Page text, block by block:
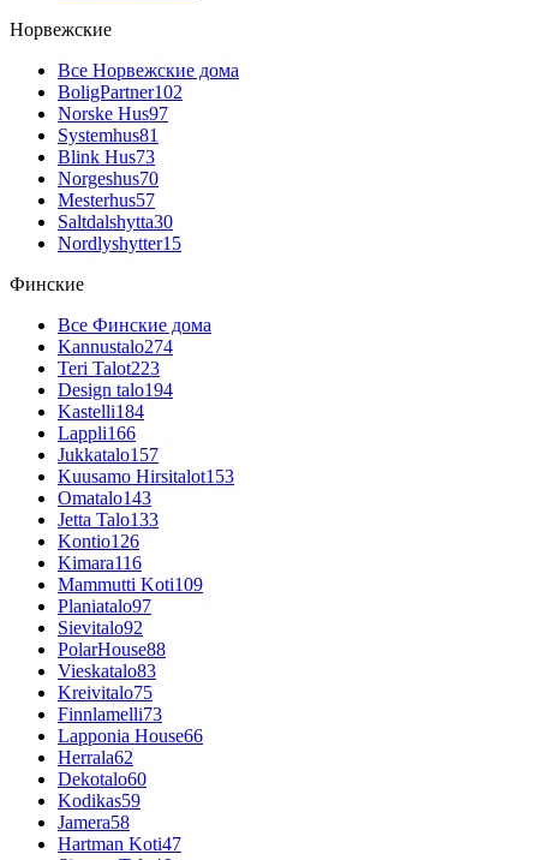
Норвежские
Все Норвежские дома
BoligPartner102
Norske Hus97
Systemhus81
Blink Hus73
Norgeshus70
Mesterhus57
Saltdalshytta30
Nordlyshytter15
Финские
Все Финские дома
Kannustalo274
Teri Talot223
Design talo194
Kastelli184
Lappli166
Jukkatalo157
Kuusamo Hirsitalot153
Omatalo143
Jetta Talo133
Kontio126
Kimara116
Mammutti Koti109
Planiatalo97
Sievitalo92
PolarHouse88
Vieskatalo83
Kreivitalo75
Finnlamelli73
Lapponia House66
Herrala62
Dekotalo60
Kodikas59
Jamera58
Hartman Koti47